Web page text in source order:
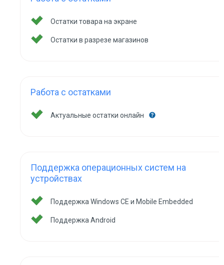
Остатки товара на экране
Остатки в разрезе магазинов
Работа с остатками
Актуальные остатки онлайн
Поддержка операционных систем на
устройствах
Поддержка Windows CE и Mobile Embedded
Поддержка Android